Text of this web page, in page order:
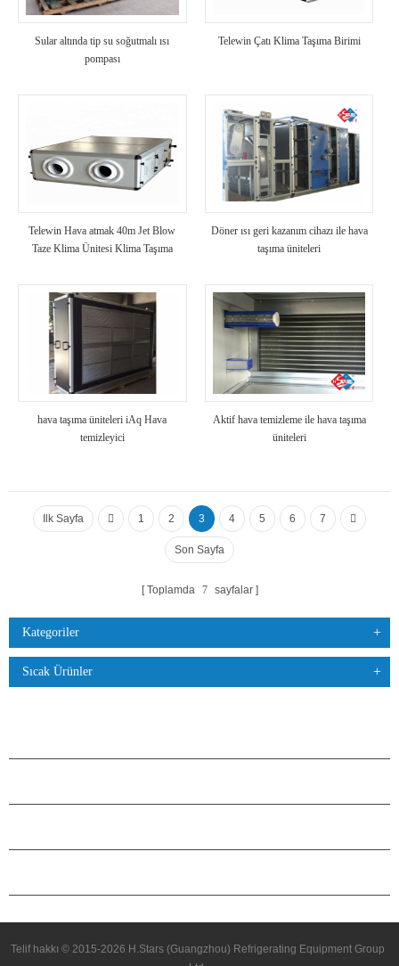
Sular altında tip su soğutmalı ısı
pompası
Telewin Çatı Klima Taşıma Birimi
Telewin Hava atmak 40m Jet Blow
Taze Klima Ünitesi Klima Taşıma
Döner ısı geri kazanım cihazı ile hava
taşıma üniteleri
hava taşıma üniteleri iAq Hava
temizleyici
Aktif hava temizleme ile hava taşıma
üniteleri
Ilk Sayfa 1 2 3 4 5 6 7
Son Sayfa
Toplamda 7 sayfalar
Kategoriler
Sıcak Ürünler
Telif hakkı © 2015-2026 H.Stars (Guangzhou) Refrigerating Equipment Group